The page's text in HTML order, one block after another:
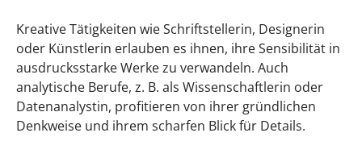
Kreative Tätigkeiten wie Schriftstellerin, Designerin
oder Künstlerin erlauben es ihnen, ihre Sensibilität in
ausdrucksstarke Werke zu verwandeln. Auch
analytische Berufe, z. B. als Wissenschaftlerin oder
Datenanalystin, profitieren von ihrer gründlichen
Denkweise und ihrem scharfen Blick für Details.